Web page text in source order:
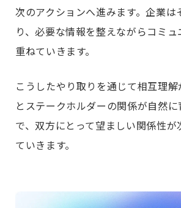
次のアクションへ進みます。企業は
り、必要な情報を整えながらコミ
重ねていきます。
こうしたやり取りを通じて相互理
とステークホルダーの関係が自然
で、双方にとって望ましい関係性
ていきます。